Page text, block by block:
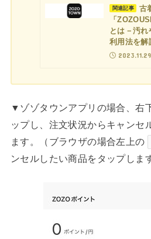
関連記事
古
「
とは－汚れ
利用法を解
2023.11.29
▼ゾゾタウンアプリの場合、右
ップし、注文状況からキャンセ
ます。（ブラウザの場合左上の
ンセルしたい商品をタップしま